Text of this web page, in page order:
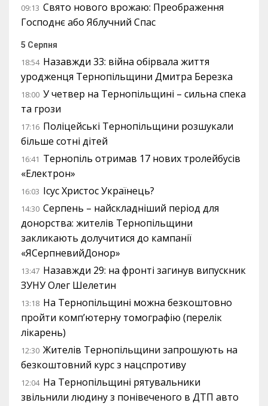
09:13 Свято нового врожаю: Преображення
Господнє або Яблучний Спас
5 Серпня
18:54 Назавжди 33: війна обірвала життя
уродженця Тернопільщини Дмитра Березка
18:00 У четвер на Тернопільщині – сильна спека
та грози
17:16 Поліцейські Тернопільщини розшукали
більше сотні дітей
16:41 Тернопіль отримав 17 нових тролейбусів
«Електрон»
16:03 Ісус Христос Українець?
14:30 Серпень – найскладніший період для
донорства: жителів Тернопільщини
закликають долучитися до кампанії
«ЯСерпневийДонор»
13:47 Назавжди 29: на фронті загинув випускник
ЗУНУ Олег Шелетин
13:18 На Тернопільщині можна безкоштовно
пройти комп’ютерну томографію (перелік
лікарень)
12:30 Жителів Тернопільщини запрошують на
безкоштовний курс з нацспротиву
12:04 На Тернопільщині рятувальники
звільнили людину з понівеченого в ДТП авто